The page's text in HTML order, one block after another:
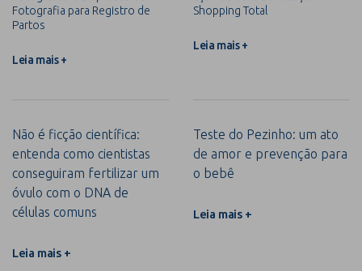
Fotografia para Registro de
Partos
Leia mais +
Shopping Total
Leia mais +
Não é ficção científica:
entenda como cientistas
conseguiram fertilizar um
óvulo com o DNA de
células comuns
Leia mais +
Teste do Pezinho: um ato
de amor e prevenção para
o bebê
Leia mais +